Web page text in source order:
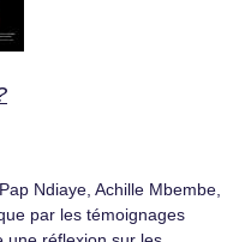
Ndiaye, Achille Mbembe,
par les témoignages